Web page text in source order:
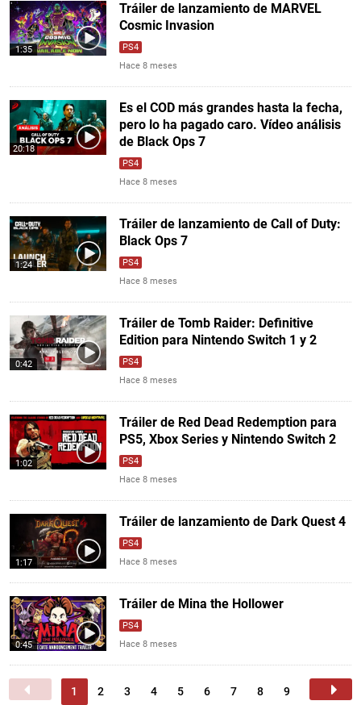
1:35
Tráiler de lanzamiento de MARVEL
Cosmic Invasion
PS4
Hace 8 meses
20:18
Es el COD más grandes hasta la fecha,
pero lo ha pagado caro. Vídeo análisis
de Black Ops 7
PS4
Hace 8 meses
1:24
Tráiler de lanzamiento de Call of Duty:
Black Ops 7
PS4
Hace 8 meses
0:42
Tráiler de Tomb Raider: Definitive
Edition para Nintendo Switch 1 y 2
PS4
Hace 8 meses
1:02
Tráiler de Red Dead Redemption para
PS5, Xbox Series y Nintendo Switch 2
PS4
Hace 8 meses
1:17
Tráiler de lanzamiento de Dark Quest 4
PS4
Hace 8 meses
0:45
Tráiler de Mina the Hollower
PS4
Hace 8 meses
1 2 3 4 5 6 7 8 9